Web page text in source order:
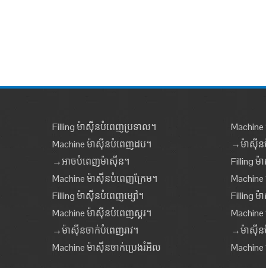
Filling ម៉ាស៊ីនបំពេញប្រទាល។
Machine ម៉ាស៊ីនបំពេញដប។
→អាចបំពេញម៉ាស៊ីន។
Machine ម៉ាស៊ីនបំពេញក្រែម។
Filling ម៉ាស៊ីនបំពេញម្សៅ។
Machine ម៉ាស៊ីនបំពេញស្គរ។
→ម៉ាស៊ីនចាក់បំពេញរាវ។
Machine ម៉ាស៊ីនចាក់ប្រេងរំអិល
→ម៉ាស៊ី
Filling ម៉
Filling ម៉
→ម៉ាស៊ីន